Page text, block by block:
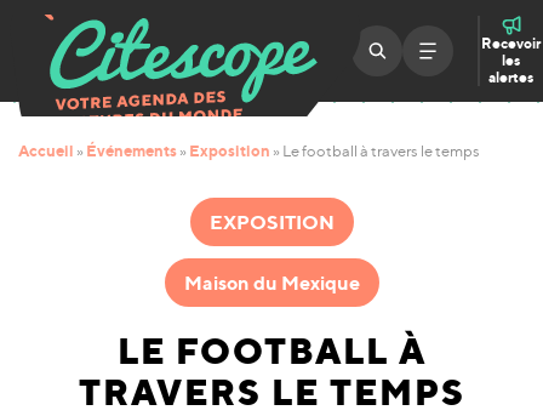
Recevoir
les
alertes
Accueil » Événements » Exposition » Le football à travers le temps
EXPOSITION
Maison du Mexique
LE FOOTBALL À
TRAVERS LE TEMPS